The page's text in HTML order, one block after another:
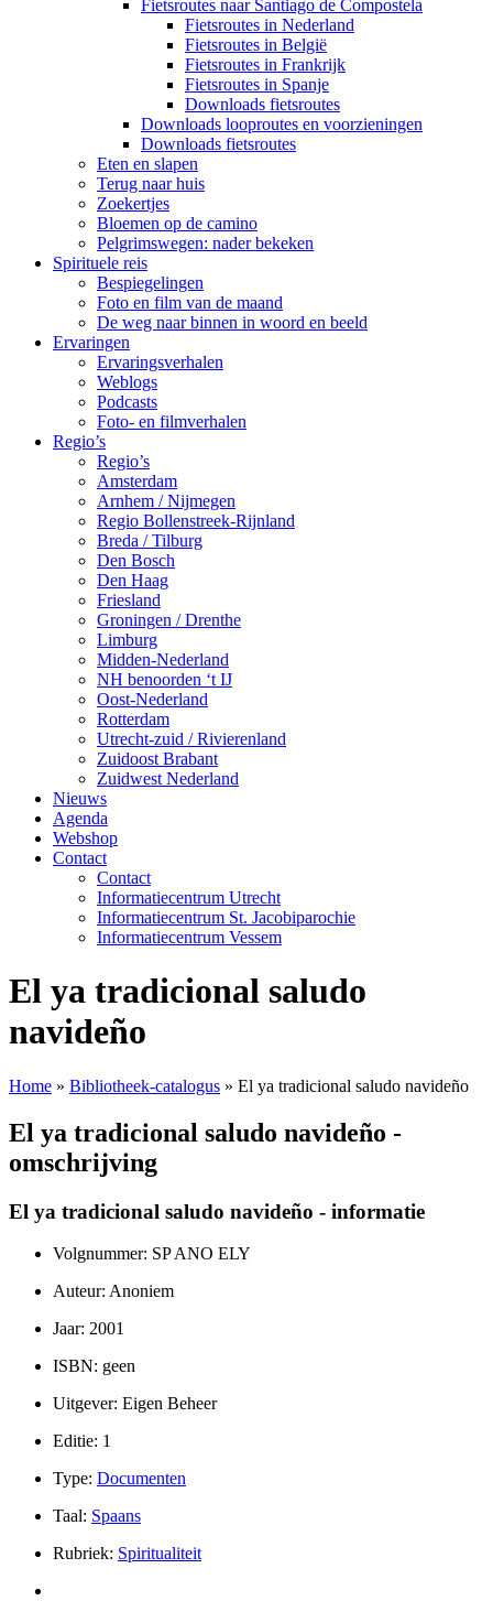
Fietsroutes naar Santiago de Compostela
Fietsroutes in Nederland
Fietsroutes in België
Fietsroutes in Frankrijk
Fietsroutes in Spanje
Downloads fietsroutes
Downloads looproutes en voorzieningen
Downloads fietsroutes
Eten en slapen
Terug naar huis
Zoekertjes
Bloemen op de camino
Pelgrimswegen: nader bekeken
Spirituele reis
Bespiegelingen
Foto en film van de maand
De weg naar binnen in woord en beeld
Ervaringen
Ervaringsverhalen
Weblogs
Podcasts
Foto- en filmverhalen
Regio’s
Regio’s
Amsterdam
Arnhem / Nijmegen
Regio Bollenstreek-Rijnland
Breda / Tilburg
Den Bosch
Den Haag
Friesland
Groningen / Drenthe
Limburg
Midden-Nederland
NH benoorden ‘t IJ
Oost-Nederland
Rotterdam
Utrecht-zuid / Rivierenland
Zuidoost Brabant
Zuidwest Nederland
Nieuws
Agenda
Webshop
Contact
Contact
Informatiecentrum Utrecht
Informatiecentrum St. Jacobiparochie
Informatiecentrum Vessem
El ya tradicional saludo
navideño
Home » Bibliotheek-catalogus » El ya tradicional saludo navideño
El ya tradicional saludo navideño -
omschrijving
El ya tradicional saludo navideño - informatie
Volgnummer: SP ANO ELY
Auteur: Anoniem
Jaar: 2001
ISBN: geen
Uitgever: Eigen Beheer
Editie: 1
Type: Documenten
Taal: Spaans
Rubriek: Spiritualiteit